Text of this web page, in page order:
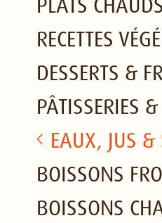
RECETTES
DESSERTS &
PÂTISSERIES
EAUX, JUS &
BOISSONS
BOISSONS